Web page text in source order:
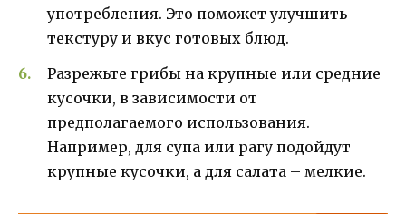
употребления. Это поможет улучшить
текстуру и вкус готовых блюд.
Разрежьте грибы на крупные или средние
кусочки, в зависимости от
предполагаемого использования.
Например, для супа или рагу подойдут
крупные кусочки, а для салата – мелкие.